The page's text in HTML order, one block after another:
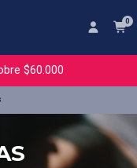
0
$60.000